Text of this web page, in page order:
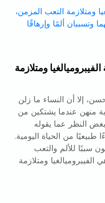
ومتلازمة
إلا أن النساء ما زلن
منهن عندما يشتكين من
النظر عما يقوله
من الحياة اليومية.
سببًا للألم والتعب
ومتلازمة